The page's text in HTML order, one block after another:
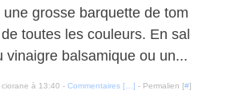
grosse barquette de tom
toutes les couleurs. En sal
vinaigre balsamique ou un...
ciorane à 13:40 - Commentaires [ ] - Permalien [#]